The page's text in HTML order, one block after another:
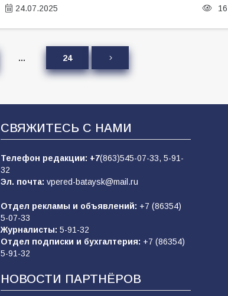
24.07.2025
… 24
СВЯЖИТЕСЬ С НАМИ
Телефон редакции: +7(863)545-07-33, 5-91-
32
Эл. почта: vpered-bataysk@mail.ru
Отдел рекламы и объявлений: +7 (86354)
5-07-33
Журналисты: 5-91-32
Отдел подписки и бухгалтерия: +7 (86354)
5-91-32
НОВОСТИ ПАРТНЁРОВ